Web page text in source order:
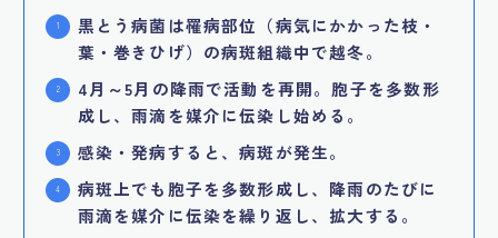
黒とう病菌は罹病部位（病気にかかった枝・
葉・巻きひげ）の病斑組織中で越冬。
4月～5月の降雨で活動を再開。胞子を多数形
成し、雨滴を媒介に伝染し始める。
感染・発病すると、病斑が発生。
病斑上でも胞子を多数形成し、降雨のたびに
雨滴を媒介に伝染を繰り返し、拡大する。